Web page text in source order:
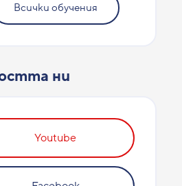
Всички обучения
ни
Youtube